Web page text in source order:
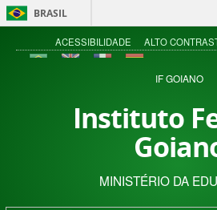
BRASIL
ACESSIBILIDADE ALTO
IF GOIANO
Instituto
MINISTÉRIO DA